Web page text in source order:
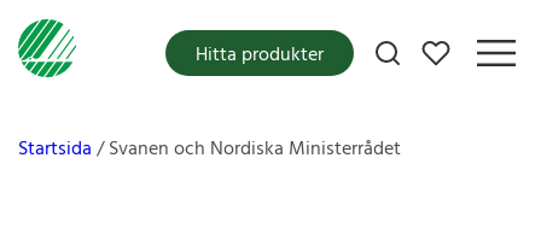
Mina favoriter
Hitta produkter
Startsida Svanen och Nordiska Ministerrådet